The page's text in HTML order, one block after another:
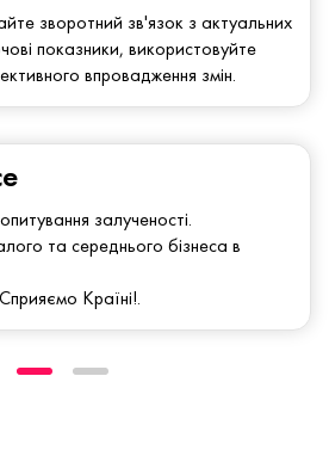
залученості.
та середнього бізнеса в
Країні!.
зворотний зв'язок з актуальних
показники, використовуйте
впровадження змін.